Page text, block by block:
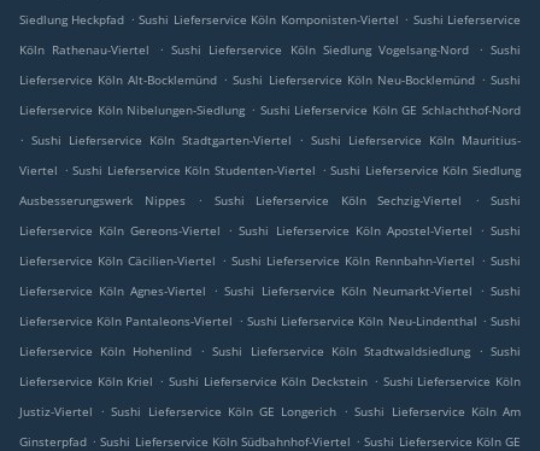
Siedlung Heckpfad . Sushi Lieferservice Köln Komponisten-Viertel . Sushi Lieferservice
Köln Rathenau-Viertel
. Sushi Lieferservice Köln Siedlung Vogelsang-Nord . Sushi
Lieferservice Köln Alt-Bocklemünd . Sushi Lieferservice Köln Neu-Bocklemünd . Sushi
Lieferservice Köln Nibelungen-Siedlung . Sushi Lieferservice Köln GE Schlachthof-Nord
. Sushi Lieferservice Köln Stadtgarten-Viertel . Sushi Lieferservice Köln Mauritius-
Viertel . Sushi Lieferservice Köln Studenten-Viertel . Sushi Lieferservice Köln Siedlung
Ausbesserungswerk Nippes
. Sushi Lieferservice Köln Sechzig-Viertel .
Sushi
Lieferservice Köln Gereons-Viertel
. Sushi Lieferservice Köln Apostel-Viertel . Sushi
Lieferservice Köln Cäcilien-Viertel . Sushi Lieferservice Köln Rennbahn-Viertel . Sushi
Lieferservice Köln Agnes-Viertel
. Sushi Lieferservice Köln Neumarkt-Viertel . Sushi
Lieferservice Köln Pantaleons-Viertel . Sushi Lieferservice Köln Neu-Lindenthal . Sushi
Lieferservice Köln Hohenlind
. Sushi Lieferservice Köln Stadtwaldsiedlung . Sushi
Lieferservice Köln Kriel . Sushi Lieferservice Köln Deckstein . Sushi Lieferservice Köln
Justiz-Viertel
. Sushi Lieferservice Köln GE Longerich . Sushi Lieferservice Köln Am
Ginsterpfad . Sushi Lieferservice Köln Südbahnhof-Viertel . Sushi Lieferservice Köln GE